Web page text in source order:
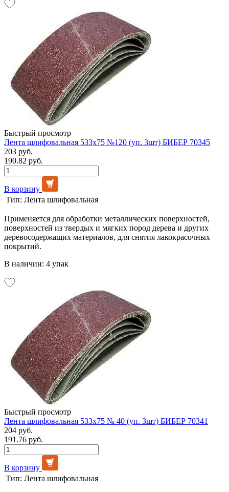
Быстрый просмотр
Лента шлифовальная 533х75 №120 (уп. 3шт) БИБЕР 70345
203 руб.
190.82 руб.
В корзину
Тип: Лента шлифовальная
Применяется для обработки металлических поверхностей,
поверхностей из твердых и мягких пород дерева и других
деревосодержащих материалов, для снятия лакокрасочных
покрытий.
В наличии: 4 упак
Быстрый просмотр
Лента шлифовальная 533х75 № 40 (уп. 3шт) БИБЕР 70341
204 руб.
191.76 руб.
В корзину
Тип: Лента шлифовальная